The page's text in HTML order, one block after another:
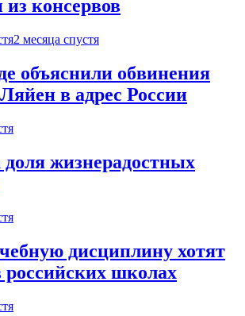
консервов
2 месяца спустя
объяснили обвинения
в адрес России
жизнерадостных
дисциплину хотят
российских школах